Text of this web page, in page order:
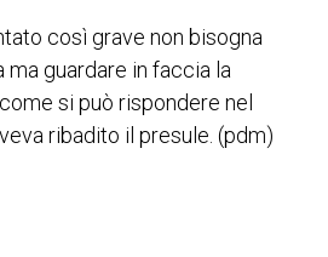
così grave non bisogna
ma guardare in faccia la
si può rispondere nel
ribadito il presule. (pdm)